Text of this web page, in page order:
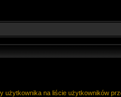
użytkownika na liście użytkowników